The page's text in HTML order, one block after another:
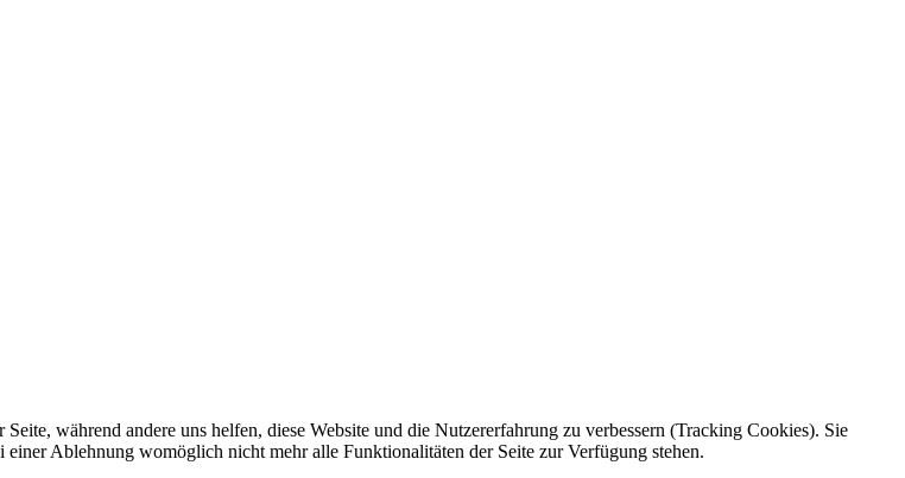
während andere uns helfen, diese Website und die Nutzererfahrung zu verbessern (Tracking Cookies). Sie
Ablehnung womöglich nicht mehr alle Funktionalitäten der Seite zur Verfügung stehen.